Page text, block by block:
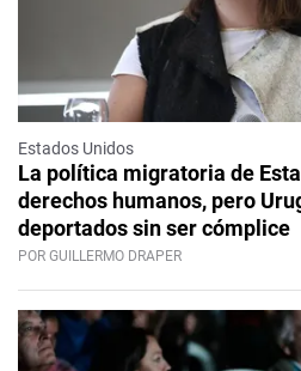
Estados Unidos
La política migratoria de
derechos humanos, pero
deportados sin ser cómplice
POR GUILLERMO DRAPER